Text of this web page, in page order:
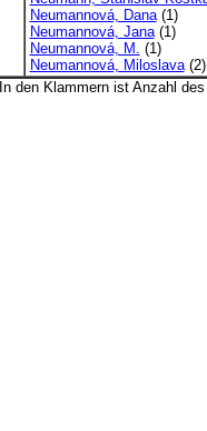
Neumannová, Dana(1)
Neumannová, Jana(1)
Neumannová, M. (1)
Neumannová, Miloslava(2)
In den Klammern ist Anzahl